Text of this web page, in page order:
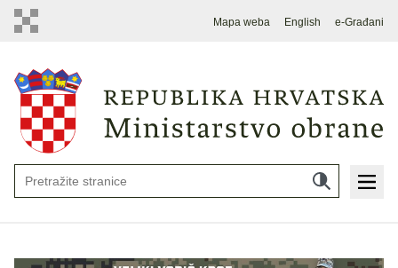
Mapa weba English e-Građani